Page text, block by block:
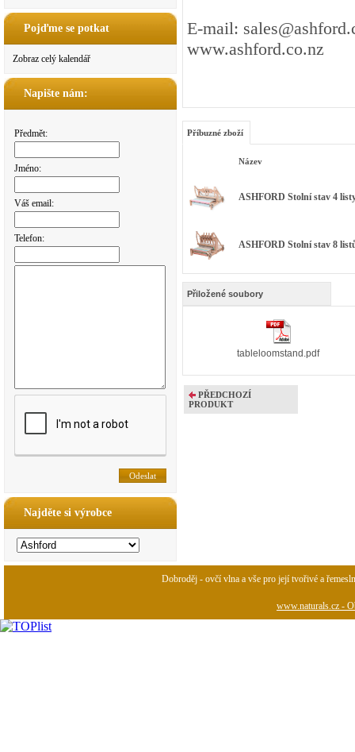
Pojďme se potkat
Zobraz celý kalendář
Napište nám:
Předmět:
Jméno:
Váš email:
Telefon:
Najděte si výrobce
E-mail:
www.ashford.co.nz
Příbuzné zboží
Název
ASHFORD Stolní stav 4
ASHFORD Stolní stav 8
Přiložené soubory
tableloomstand.pdf
PŘEDCHOZÍ
PRODUKT
Dobroděj - ovčí vlna a vše pro její tvořivé a
www.naturals.cz -